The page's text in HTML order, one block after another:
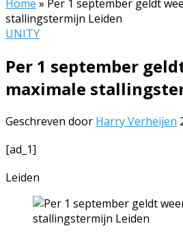
Home » Per 1 september geldt
stallingstermijn Leiden
UNITY
Per 1 september
maximale
Geschreven door Harry Verheijen
[ad_1]
Leiden